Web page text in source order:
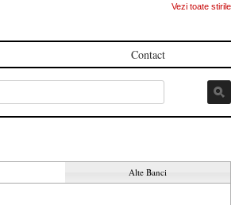
Vezi toate stirile
Contact
Alte Banci